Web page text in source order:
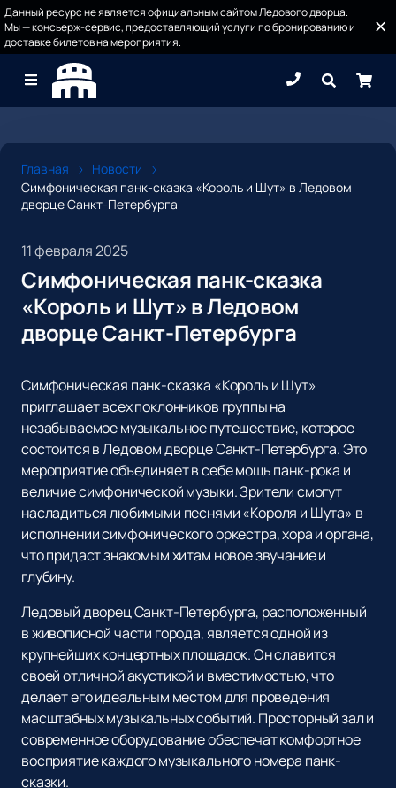
Данный ресурс не является официальным сайтом Ледового дворца.
Мы — консьерж-сервис, предоставляющий услуги по бронированию и
доставке билетов на мероприятия.
Главная
Новости
Симфоническая панк-сказка «Король и Шут» в Ледовом
дворце Санкт-Петербурга
11 февраля 2025
Симфоническая панк-сказка
«Король и Шут» в Ледовом
дворце Санкт-Петербурга
Симфоническая панк-сказка «Король и Шут»
приглашает всех поклонников группы на
незабываемое музыкальное путешествие, которое
состоится в Ледовом дворце Санкт-Петербурга. Это
мероприятие объединяет в себе мощь панк-рока и
величие симфонической музыки. Зрители смогут
насладиться любимыми песнями «Короля и Шута» в
исполнении симфонического оркестра, хора и органа,
что придаст знакомым хитам новое звучание и
глубину.
Ледовый дворец Санкт-Петербурга, расположенный
в живописной части города, является одной из
крупнейших концертных площадок. Он славится
своей отличной акустикой и вместимостью, что
делает его идеальным местом для проведения
масштабных музыкальных событий. Просторный зал и
современное оборудование обеспечат комфортное
восприятие каждого музыкального номера панк-
сказки.